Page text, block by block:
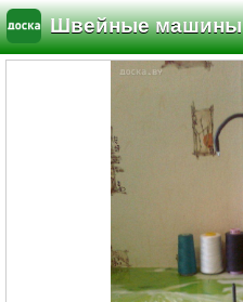
Швейные машины